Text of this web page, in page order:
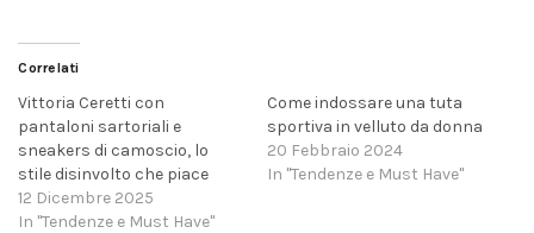
Correlati
Vittoria Ceretti con
pantaloni sartoriali e
sneakers di camoscio, lo
stile disinvolto che piace
12 Dicembre 2025
In "Tendenze e Must Have"
Come indossare una tuta
sportiva in velluto da donna
20 Febbraio 2024
In "Tendenze e Must Have"